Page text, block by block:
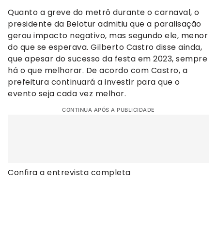
Quanto a greve do metrô durante o carnaval, o
presidente da Belotur admitiu que a paralisação
gerou impacto negativo, mas segundo ele, menor
do que se esperava. Gilberto Castro disse ainda,
que apesar do sucesso da festa em 2023, sempre
há o que melhorar. De acordo com Castro, a
prefeitura continuará a investir para que o
evento seja cada vez melhor.
CONTINUA APÓS A PUBLICIDADE
Confira a entrevista completa